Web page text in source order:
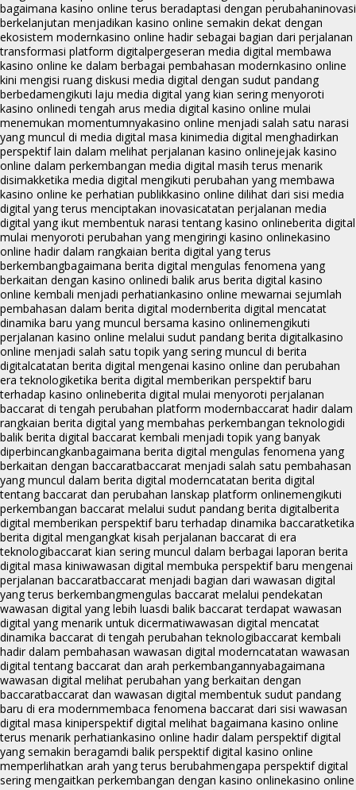
bagaimana kasino online terus beradaptasi dengan perubahaninovasi
berkelanjutan menjadikan kasino online semakin dekat dengan
ekosistem modernkasino online hadir sebagai bagian dari perjalanan
transformasi platform digitalpergeseran media digital membawa
kasino online ke dalam berbagai pembahasan modernkasino online
kini mengisi ruang diskusi media digital dengan sudut pandang
berbedamengikuti laju media digital yang kian sering menyoroti
kasino onlinedi tengah arus media digital kasino online mulai
menemukan momentumnyakasino online menjadi salah satu narasi
yang muncul di media digital masa kinimedia digital menghadirkan
perspektif lain dalam melihat perjalanan kasino onlinejejak kasino
online dalam perkembangan media digital masih terus menarik
disimakketika media digital mengikuti perubahan yang membawa
kasino online ke perhatian publikkasino online dilihat dari sisi media
digital yang terus menciptakan inovasicatatan perjalanan media
digital yang ikut membentuk narasi tentang kasino onlineberita digital
mulai menyoroti perubahan yang mengiringi kasino onlinekasino
online hadir dalam rangkaian berita digital yang terus
berkembangbagaimana berita digital mengulas fenomena yang
berkaitan dengan kasino onlinedi balik arus berita digital kasino
online kembali menjadi perhatiankasino online mewarnai sejumlah
pembahasan dalam berita digital modernberita digital mencatat
dinamika baru yang muncul bersama kasino onlinemengikuti
perjalanan kasino online melalui sudut pandang berita digitalkasino
online menjadi salah satu topik yang sering muncul di berita
digitalcatatan berita digital mengenai kasino online dan perubahan
era teknologiketika berita digital memberikan perspektif baru
terhadap kasino onlineberita digital mulai menyoroti perjalanan
baccarat di tengah perubahan platform modernbaccarat hadir dalam
rangkaian berita digital yang membahas perkembangan teknologidi
balik berita digital baccarat kembali menjadi topik yang banyak
diperbincangkanbagaimana berita digital mengulas fenomena yang
berkaitan dengan baccaratbaccarat menjadi salah satu pembahasan
yang muncul dalam berita digital moderncatatan berita digital
tentang baccarat dan perubahan lanskap platform onlinemengikuti
perkembangan baccarat melalui sudut pandang berita digitalberita
digital memberikan perspektif baru terhadap dinamika baccaratketika
berita digital mengangkat kisah perjalanan baccarat di era
teknologibaccarat kian sering muncul dalam berbagai laporan berita
digital masa kiniwawasan digital membuka perspektif baru mengenai
perjalanan baccaratbaccarat menjadi bagian dari wawasan digital
yang terus berkembangmengulas baccarat melalui pendekatan
wawasan digital yang lebih luasdi balik baccarat terdapat wawasan
digital yang menarik untuk dicermatiwawasan digital mencatat
dinamika baccarat di tengah perubahan teknologibaccarat kembali
hadir dalam pembahasan wawasan digital moderncatatan wawasan
digital tentang baccarat dan arah perkembangannyabagaimana
wawasan digital melihat perubahan yang berkaitan dengan
baccaratbaccarat dan wawasan digital membentuk sudut pandang
baru di era modernmembaca fenomena baccarat dari sisi wawasan
digital masa kiniperspektif digital melihat bagaimana kasino online
terus menarik perhatiankasino online hadir dalam perspektif digital
yang semakin beragamdi balik perspektif digital kasino online
memperlihatkan arah yang terus berubahmengapa perspektif digital
sering mengaitkan perkembangan dengan kasino onlinekasino online